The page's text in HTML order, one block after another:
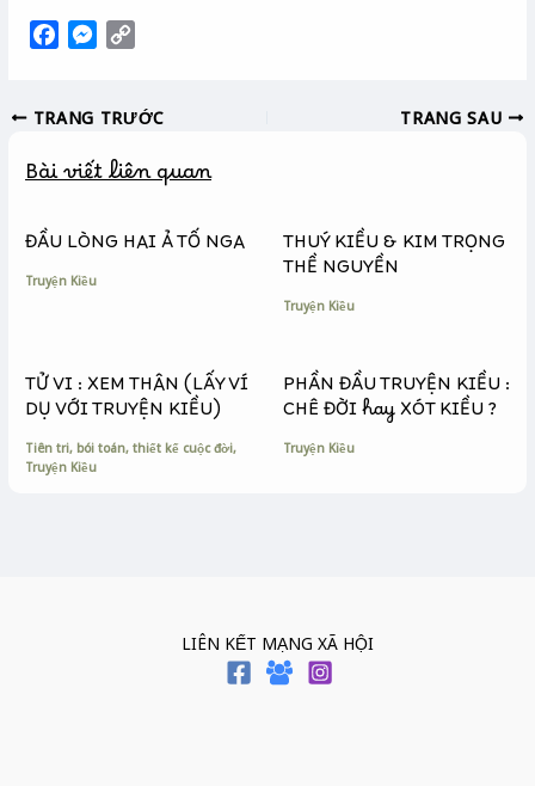
e
o
k
M
s
n
e
y
i
k
TRANG TRƯỚC TRANG SAU
Bài viết liên quan
ĐẦU LÒNG HAI Ả TỐ NGA
Truyện Kiều
THUÝ KIỀU & KIM TRỌNG
THỀ NGUYỀN
Truyện Kiều
TỬ VI : XEM THÂN (LẤY VÍ
DỤ VỚI TRUYỆN KIỀU)
Tiên tri, bói toán, thiết kế cuộc đời,
Truyện Kiều
PHẦN ĐẦU TRUYỆN KIỀU :
CHÊ ĐỜI hay XÓT KIỀU ?
Truyện Kiều
LIÊN KẾT MẠNG XÃ HỘI